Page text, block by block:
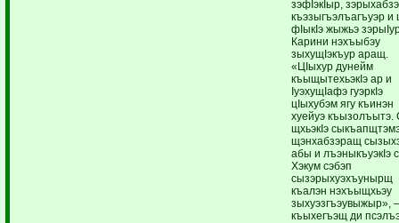
зэфIэкIыр,
къэзыгъэлъагъуэр и
фIыкIэ жыжьэ
Карини нэхъыбэу
зыхущIэкъур аращ.
«ЦIыхур дунейм
къыщытехьэкIэ ар и
IуэхущIафэ гуэркIэ
цIыхубэм ягу къинэн
хуейуэ къызолъытэ.
щхьэкIэ
щэнхабзэращ
абы и лъэныкъуэкIэ
Хэкум сэбэп
сызэрыхуэхъунырщ
къалэн нэхъыщхьэу
зыхуэзгъэувыжыр»,
къыхегъэщ ди